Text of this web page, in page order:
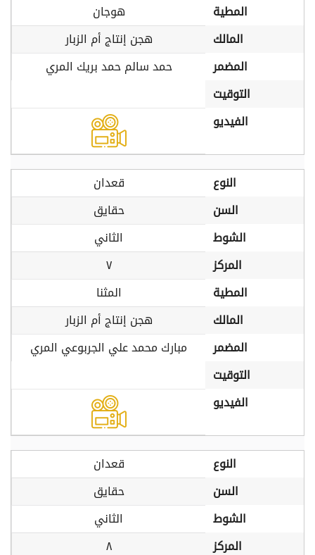
المطية
هوجان
المالك
هجن إنتاج أم الزبار
المضمر
حمد سالم حمد بريك المري
التوقيت
الفيديو
النوع
قعدان
السن
حقايق
الشوط
الثاني
المركز
٧
المطية
المثنا
المالك
هجن إنتاج أم الزبار
المضمر
مبارك محمد علي الجربوعي المري
التوقيت
الفيديو
النوع
قعدان
السن
حقايق
الشوط
الثاني
المركز
٨